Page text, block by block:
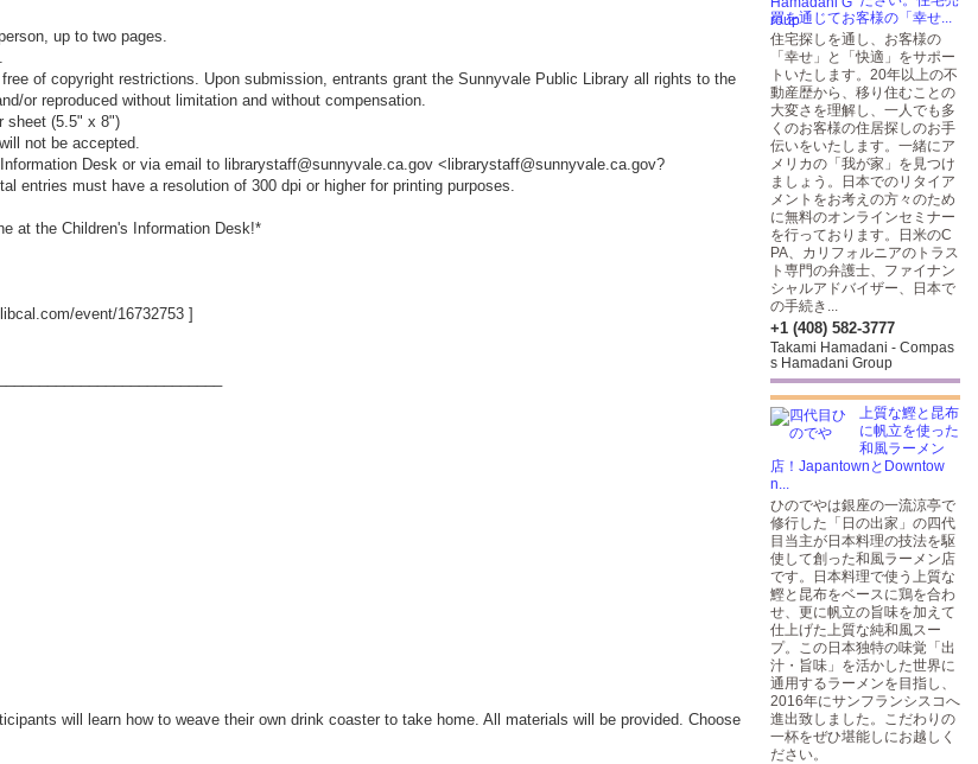
up to two pages.
of copyright restrictions. Upon submission, entrants grant the Sunnyvale Public Library all rights to the
or reproduced without limitation and without compensation.
sheet (5.5" x 8")
not be accepted.
Desk or via email to librarystaff@sunnyvale.ca.gov <librarystaff@sunnyvale.ca.gov?
entries must have a resolution of 300 dpi or higher for printing purposes.
at the Children's Information Desk!*
event/16732753 ]
will learn how to weave their own drink coaster to take home. All materials will be provided. Choose
買を通じてお客様の「幸せ...
住宅探しを通し、お客様の
「幸せ」と「快適」をサポー
トいたします。20年以上の不
動産歴から、移り住むことの
大変さを理解し、一人でも多
くのお客様の住居探しのお手
伝いをいたします。一緒にア
メリカの「我が家」を見つけ
ましょう。日本でのリタイア
メントをお考えの方々のため
に無料のオンラインセミナー
を行っております。日米のC
PA、カリフォルニアのトラス
ト専門の弁護士、ファイナン
シャルアドバイザー、日本で
の手続き...
+1 (408) 582-3777
Takami Hamadani - Compas
s Hamadani Group
上質な鰹と昆布
に帆立を使った
和風ラーメン
店！JapantownとDowntow
n...
ひのでやは銀座の一流涼亭で
修行した「日の出家」の四代
目当主が日本料理の技法を駆
使して創った和風ラーメン店
です。日本料理で使う上質な
鰹と昆布をベースに鶏を合わ
せ、更に帆立の旨味を加えて
仕上げた上質な純和風スー
プ。この日本独特の味覚「出
汁・旨味」を活かした世界に
通用するラーメンを目指し、
2016年にサンフランシスコへ
進出致しました。こだわりの
一杯をぜひ堪能しにお越しく
ださい。